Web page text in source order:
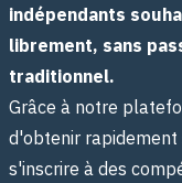
indépendants
librement, sans
traditionnel.
Grâce à notre
d'obtenir rapidement
s'inscrire à des